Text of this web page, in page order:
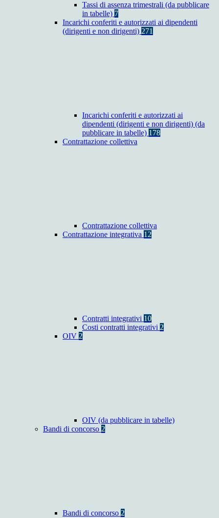
Tassi di assenza trimestrali (da pubblicare
in tabelle) 7
Incarichi conferiti e autorizzati ai dipendenti
(dirigenti e non dirigenti) 271
Incarichi conferiti e autorizzati ai
dipendenti (dirigenti e non dirigenti) (da
pubblicare in tabelle) 178
Contrattazione collettiva
Contrattazione collettiva
Contrattazione integrativa 12
Contratti integrativi 10
Costi contratti integrativi 2
OIV 2
OIV (da pubblicare in tabelle)
Bandi di concorso 2
Bandi di concorso 2